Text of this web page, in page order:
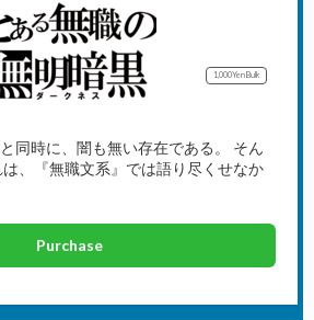
1,000YenBulk
同時に、闇も無い存在である。 そん
、『無職文系』では語り尽くせなか
Purchase